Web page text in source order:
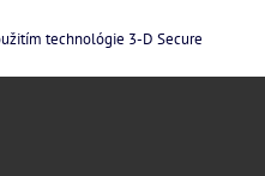
technológie 3-D Secure